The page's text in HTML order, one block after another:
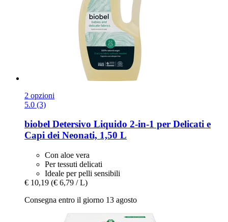
2 opzioni
5.0 (3)
biobel Detersivo Liquido 2-​in-​1 per Delicati e
Capi dei Neonati, 1,50 L
Con aloe vera
Per tessuti delicati
Ideale per pelli sensibili
€ 10,19 (€ 6,79 / L)
Consegna entro il giorno 13 agosto